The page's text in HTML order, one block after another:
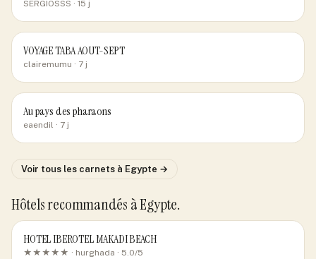
SERGIOSSS · 15 j
VOYAGE TABA AOUT-SEPT
clairemumu · 7 j
Au pays des pharaons
eaendil · 7 j
Voir tous les carnets à Egypte →
Hôtels recommandés à Egypte.
HOTEL IBEROTEL MAKADI BEACH
★★★★★ · hurghada · 5.0/5